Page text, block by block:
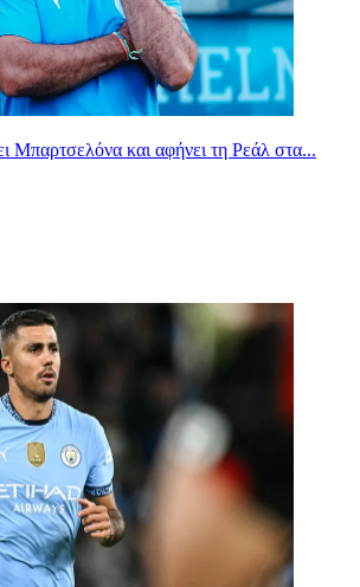
Μπαρτσελόνα και αφήνει τη Ρεάλ στα...